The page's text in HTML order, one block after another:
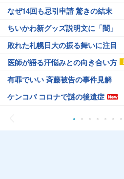
なぜ14回も忌引申請 驚きの結末
ちいかわ新グッズ説明文に「闇」
敗れた札幌日大の振る舞いに注目
医師が語る汗悩みとの向き合い方
有罪でいい 斉藤被告の事件見解
ケンコバ コロナで謎の後遺症